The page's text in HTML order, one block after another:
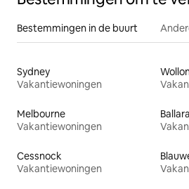
Bestemmingen in de buurt
Sydney
Vakantiewoningen
Melbourne
Vakantiewoningen
Cessnock
Vakantiewoningen